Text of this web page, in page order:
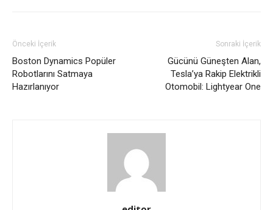
Önceki İçerik
Boston Dynamics Popüler
Robotlarını Satmaya
Hazırlanıyor
Sonraki İçerik
Gücünü Güneşten Alan,
Tesla’ya Rakip Elektrikli
Otomobil: Lightyear One